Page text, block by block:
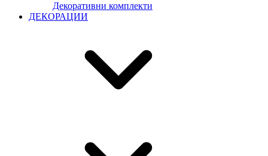
Декоративни комплекти
ДЕКОРАЦИИ